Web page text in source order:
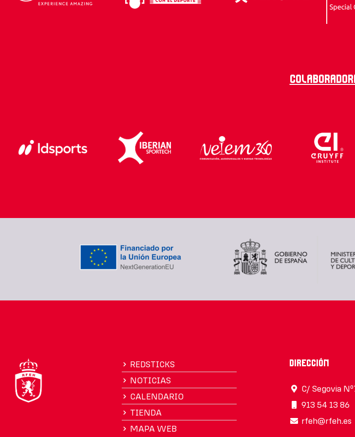
REDSTICKS
NOTICIAS
CALENDARIO
TIENDA
MAPA WEB
Dirección
C/ Segovia
913 54 13 86
rfeh@rfeh.es